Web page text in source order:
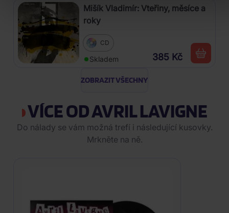
Mišík Vladimír: Vteřiny, měsíce a
roky
CD
Skladem 385 Kč
ZOBRAZIT VŠECHNY
VÍCE OD AVRIL LAVIGNE
Do nálady se vám možná trefí i následující kusovky.
Mrkněte na ně.